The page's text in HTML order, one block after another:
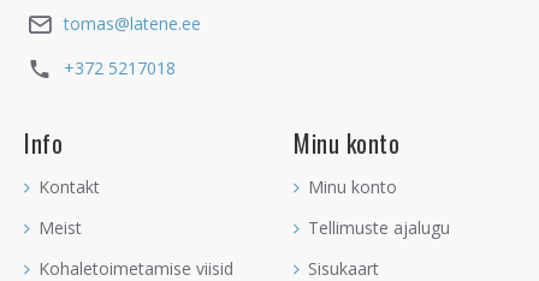
tomas@latene.ee
+372 5217018
Info
Kontakt
Meist
Kohaletoimetamise viisid
Minu konto
Minu konto
Tellimuste ajalugu
Sisukaart